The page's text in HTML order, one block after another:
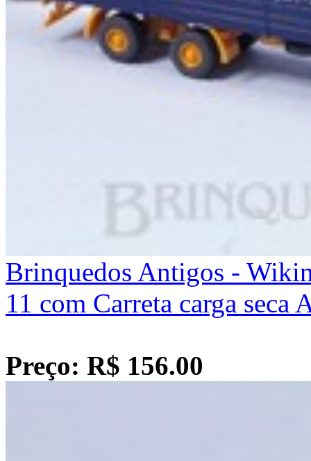
Brinquedos Antigos -
11 com Carreta carga seca
Preço: R$ 156.00